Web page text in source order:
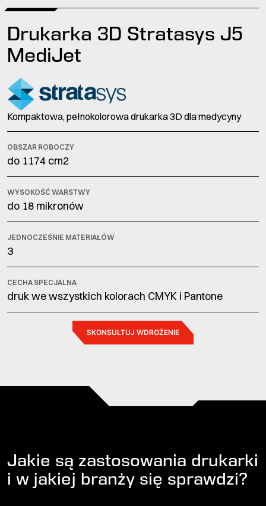
Drukarka 3D Stratasys J5
MediJet
Kompaktowa, pełnokolorowa drukarka 3D dla medycyny
OBSZAR ROBOCZY
do 1174 cm2
WYSOKOŚĆ WARSTWY
do 18 mikronów
JEDNOCZEŚNIE MATERIAŁÓW
3
CECHA SPECJALNA
druk we wszystkich kolorach CMYK i Pantone
SKONSULTUJ WDROŻENIE
Jakie są zastosowania drukarki
i w jakiej branży się sprawdzi?